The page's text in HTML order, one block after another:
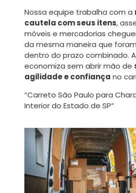
Nossa equipe trabalha com a
cautela com seus itens,
móveis e mercadorias
da mesma maneira que
dentro do prazo combinado.
economiza sem abrir mão de
agilidade e confiança no
“Carreto São Paulo para
Interior do Estado de SP”